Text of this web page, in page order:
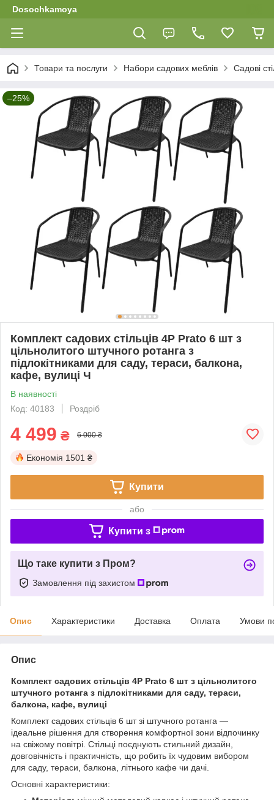
Dosochkamoya
Товари та послуги Набори садових меблів Садові
–25%
Комплект садових стільців 4P Prato 6 шт з
цільнолитого штучного ротанга з
підлокітниками для саду, тераси, балкона,
кафе, вулиці Ч
В наявності
Код: 40183
Роздріб
4 499 ₴ 6 000 ₴
Економія 1501 ₴
Купити
або
Купити з
Що таке купити з Пром?
Замовлення під захистом
Опис Характеристики Доставка Оплата Умови
Опис
Комплект садових стільців 4P Prato 6 шт з цільнолитого
штучного ротанга з підлокітниками для саду, тераси,
балкона, кафе, вулиці
Комплект садових стільців 6 шт зі штучного ротанга —
ідеальне рішення для створення комфортної зони відпочинку
на свіжому повітрі. Стільці поєднують стильний дизайн,
довговічність і практичність, що робить їх чудовим вибором
для саду, тераси, балкона, літнього кафе чи дачі.
Основні характеристики: